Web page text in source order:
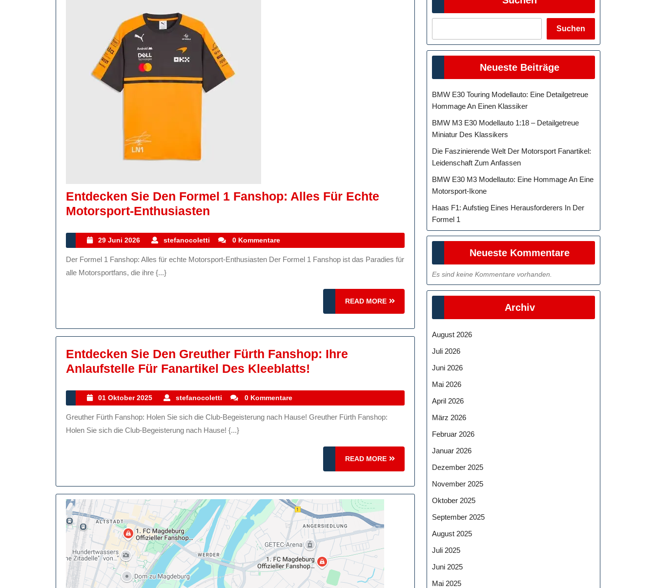
Entdecken Sie Den Formel 1 Fanshop: Alles Für Echte
Motorsport-Enthusiasten
Den
Formel
Echte
Enthusiasten
29 Juni 2026
29
Juni
2026
stefanocoletti stefanocoletti
0 Kommentare
Der Formel 1 Fanshop: Alles für echte Motorsport-Enthusiasten Der Formel 1 Fanshop ist das Paradies für
alle Motorsportfans, die ihre {...}
READ MORE
READ
MORE
Entdecken Sie Den Greuther Fürth Fanshop: Ihre
Anlaufstelle Für Fanartikel Des Kleeblatts!
Greuther
Anlaufstelle
Für
Fanartikel
Des
Kleeblatts!
01 Oktober 2025
01
Oktober
2025
stefanocoletti stefanocoletti
0 Kommentare
Greuther Fürth Fanshop: Holen Sie sich die Club-Begeisterung nach Hause! Greuther Fürth Fanshop:
Holen Sie sich die Club-Begeisterung nach Hause! {...}
READ MORE
READ
MORE
Suchen
Neueste Beiträge
BMW E30 Touring Modellauto: Eine Detailgetreue
Hommage An Einen Klassiker
BMW M3 E30 Modellauto 1:18 – Detailgetreue
Miniatur Des Klassikers
Die Faszinierende Welt Der Motorsport Fanartikel:
Leidenschaft Zum Anfassen
BMW E30 M3 Modellauto: Eine Hommage An Eine
Motorsport-Ikone
Haas F1: Aufstieg Eines Herausforderers In Der
Formel 1
Neueste Kommentare
Es sind keine Kommentare vorhanden.
Archiv
August 2026
Juli 2026
Juni 2026
Mai 2026
April 2026
März 2026
Februar 2026
Januar 2026
Dezember 2025
November 2025
Oktober 2025
September 2025
August 2025
Juli 2025
Juni 2025
Mai 2025